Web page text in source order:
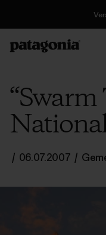
/ 06.07.2007 /